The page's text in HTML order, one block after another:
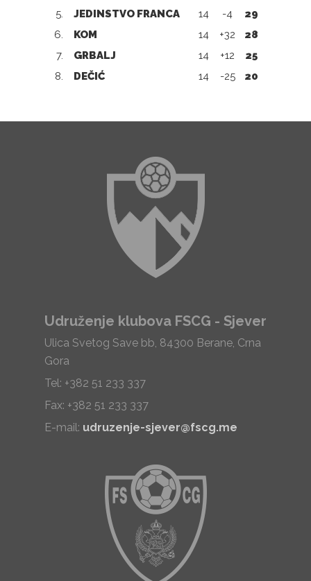
5.
JEDINSTVO FRANCA 14 -4
29
6.
KOM 14 +32
28
7.
GRBALJ 14 +12
25
8.
DEČIĆ 14 -25 20
Udruženje klubova FSCG - Sjever
Ulica Svetog Save bb, 84300 Berane, Crna
Gora
Tel: +382 51 233 337
Fax: +382 51 233 337
E-mail: udruzenje-sjever@fscg.me